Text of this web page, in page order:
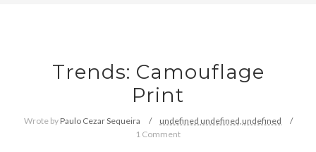
Trends: Camouflage
Print
Wrote by Paulo Cezar Sequeira undefined undefined, undefined
1 Comment